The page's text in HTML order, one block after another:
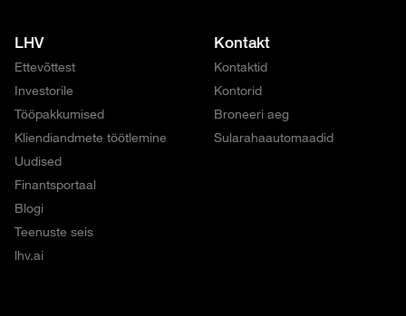
LHV
Ettevõttest
Investorile
Tööpakkumised
Kliendiandmete töötlemine
Uudised
Finantsportaal
Blogi
Teenuste seis
lhv.ai
Kontakt
Kontaktid
Kontorid
Broneeri aeg
Sularahaautomaadid